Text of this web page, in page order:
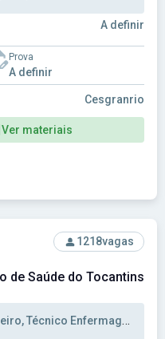
A definir
Prova
A definir
Cesgranrio
Ver materiais
do Estado de Saúde do
1218vagas
de Saúde do Tocantins
Técnico Enfermagem